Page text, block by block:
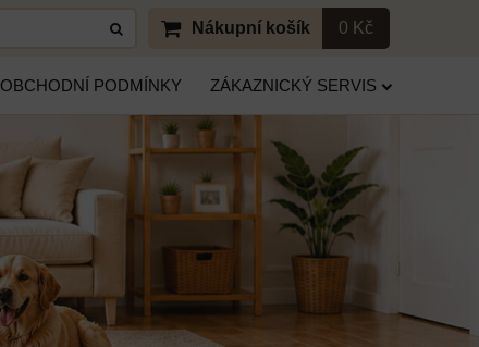
Nákupní košík 0 Kč
OBCHODNÍ PODMÍNKY ZÁKAZNICKÝ SERVIS